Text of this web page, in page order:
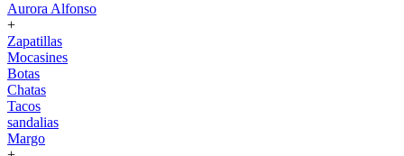
Aurora Alfonso
+
Zapatillas
Mocasines
Botas
Chatas
Tacos
sandalias
Margo